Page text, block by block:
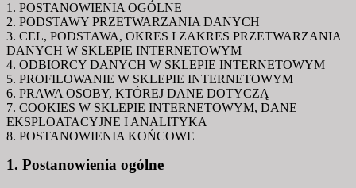
1. POSTANOWIENIA OGÓLNE
2. PODSTAWY PRZETWARZANIA DANYCH
3. CEL, PODSTAWA, OKRES I ZAKRES PRZETWARZANIA
DANYCH W SKLEPIE INTERNETOWYM
4. ODBIORCY DANYCH W SKLEPIE INTERNETOWYM
5. PROFILOWANIE W SKLEPIE INTERNETOWYM
6. PRAWA OSOBY, KTÓREJ DANE DOTYCZĄ
7. COOKIES W SKLEPIE INTERNETOWYM, DANE
EKSPLOATACYJNE I ANALITYKA
8. POSTANOWIENIA KOŃCOWE
1. Postanowienia ogólne